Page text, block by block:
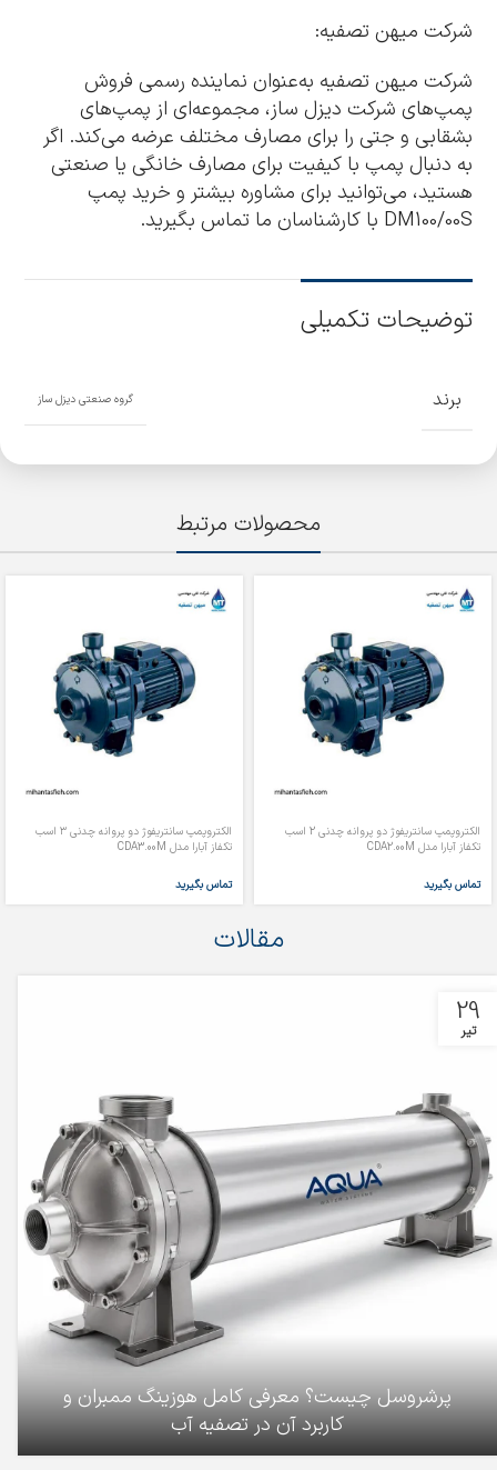
شرکت میهن تصفیه:
شرکت میهن تصفیه به‌عنوان نماینده رسمی فروش
پمپ‌های شرکت دیزل ساز، مجموعه‌ای از پمپ‌های
بشقابی و جتی را برای مصارف مختلف عرضه می‌کند. اگر
به دنبال پمپ با کیفیت برای مصارف خانگی یا صنعتی
هستید، می‌توانید برای مشاوره بیشتر و خرید پمپ
DM100/00S با کارشناسان ما تماس بگیرید.
توضیحات تکمیلی
برند گروه صنعتی دیزل ساز
محصولات مرتبط
الکتروپمپ سانتریفوژ دو پروانه چدنی 2 اسب
تکفاز آبارا مدل CDA2.00M
تماس بگیرید
الکتروپمپ سانتریفوژ دو پروانه چدنی ۳ اسب
تکفاز آبارا مدل CDA3.00M
تماس بگیرید
مقالات
29
تیر
پرشروسل چیست؟ معرفی کامل هوزینگ ممبران و
کاربرد آن در تصفیه آب